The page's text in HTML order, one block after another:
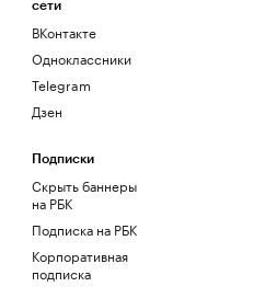
сети
ВКонтакте
Одноклассники
Telegram
Дзен
Подписки
Скрыть баннеры
на РБК
Подписка на РБК
Корпоративная
подписка